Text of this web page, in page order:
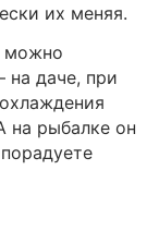
их меняя.
можно
на даче, при
на рыбалке он